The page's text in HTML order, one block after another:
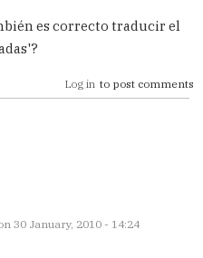
es correcto traducir el
Log in to post comments
30 January, 2010 - 14:24